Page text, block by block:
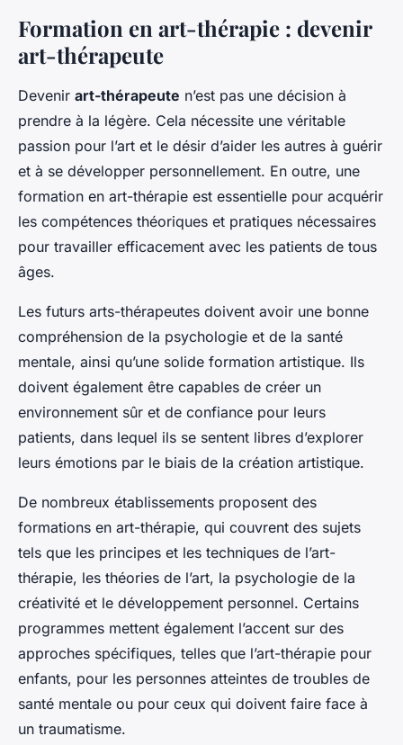
Formation en art-thérapie : devenir
art-thérapeute
Devenir art-thérapeute n’est pas une décision à
prendre à la légère. Cela nécessite une véritable
passion pour l’art et le désir d’aider les autres à guérir
et à se développer personnellement. En outre, une
formation en art-thérapie est essentielle pour acquérir
les compétences théoriques et pratiques nécessaires
pour travailler efficacement avec les patients de tous
âges.
Les futurs arts-thérapeutes doivent avoir une bonne
compréhension de la psychologie et de la santé
mentale, ainsi qu’une solide formation artistique. Ils
doivent également être capables de créer un
environnement sûr et de confiance pour leurs
patients, dans lequel ils se sentent libres d’explorer
leurs émotions par le biais de la création artistique.
De nombreux établissements proposent des
formations en art-thérapie, qui couvrent des sujets
tels que les principes et les techniques de l’art-
thérapie, les théories de l’art, la psychologie de la
créativité et le développement personnel. Certains
programmes mettent également l’accent sur des
approches spécifiques, telles que l’art-thérapie pour
enfants, pour les personnes atteintes de troubles de
santé mentale ou pour ceux qui doivent faire face à
un traumatisme.